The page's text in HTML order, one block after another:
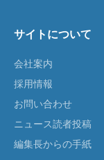
サイトについて
会社案内
採用情報
お問い合わせ
ニュース読者投稿
編集長からの手紙